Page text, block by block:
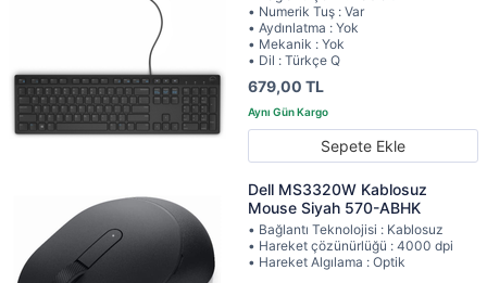
• Numerik Tuş : Var
• Aydınlatma : Yok
• Mekanik : Yok
• Dil : Türkçe Q
679,00 TL
Sepete Ekle
Dell MS3320W Kablosuz
Mouse Siyah 570-ABHK
• Bağlantı Teknolojisi : Kablosuz
• Hareket çözünürlüğü : 4000 dpi
• Hareket Algılama : Optik